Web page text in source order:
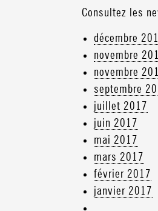
Consultez les
décembre
novembre
novembre
septembre
juillet 2017
juin 2017
mai 2017
mars 2017
février 2017
janvier 2017